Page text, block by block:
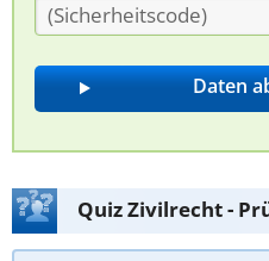
Quiz Zivilrecht -